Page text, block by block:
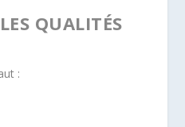
QUALITÉS
: